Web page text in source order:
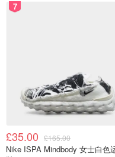
图片来自于
Castleton Cavern 卡斯
7
£35.00 £165.00
Nike ISPA Mindbody 女士白色